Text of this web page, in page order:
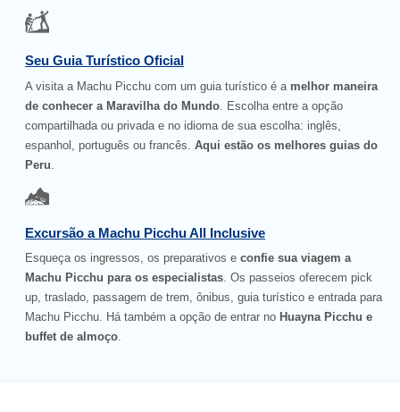
Seu Guia Turístico Oficial
A visita a Machu Picchu com um guia turístico é a melhor maneira
de conhecer a Maravilha do Mundo . Escolha entre a opção
compartilhada ou privada e no idioma de sua escolha: inglês,
espanhol, português ou francês. Aqui estão os melhores guias do
Peru
Excursão a Machu Picchu All Inclusive
Esqueça os ingressos, os preparativos e confie sua viagem a
Machu Picchu para os especialistas. Os passeios oferecem pick
up, traslado, passagem de trem, ônibus, guia turístico e entrada para
Machu Picchu. Há também a opção de entrar no Huayna Picchu e
buffet de almoço.